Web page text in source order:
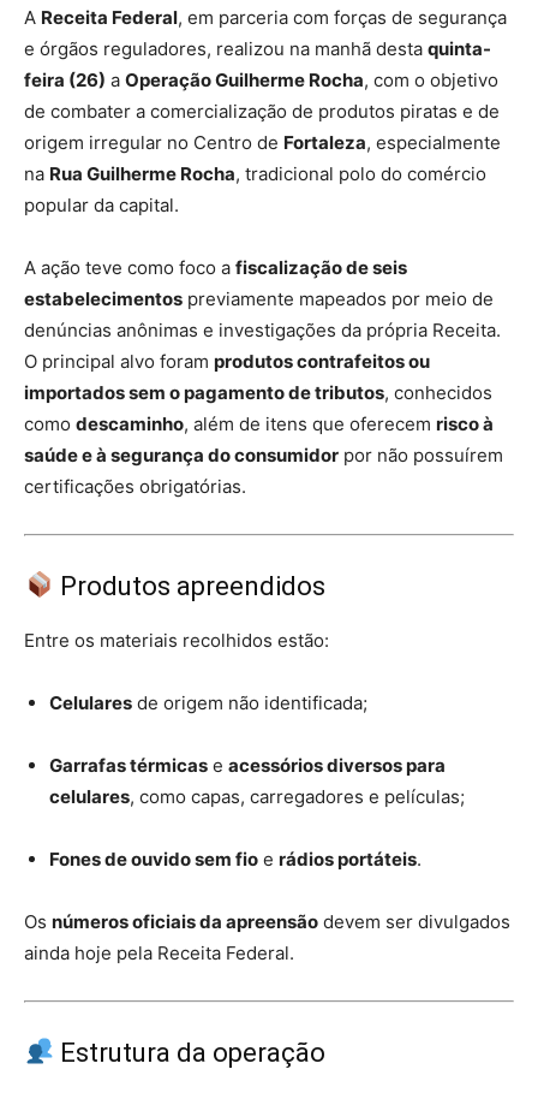
A Receita Federal, em parceria com forças de segurança
e órgãos reguladores, realizou na manhã desta quinta-
feira (26) a Operação Guilherme Rocha, com o objetivo
de combater a comercialização de produtos piratas e de
origem irregular no Centro de Fortaleza, especialmente
na Rua Guilherme Rocha, tradicional polo do comércio
popular da capital.
A ação teve como foco a fiscalização de seis
estabelecimentos previamente mapeados por meio de
denúncias anônimas e investigações da própria Receita.
O principal alvo foram produtos contrafeitos ou
importados sem o pagamento de tributos, conhecidos
como descaminho, além de itens que oferecem risco à
saúde e à segurança do consumidor por não possuírem
certificações obrigatórias.
Produtos apreendidos
Entre os materiais recolhidos estão:
Celulares de origem não identificada;
Garrafas térmicas e acessórios diversos para
celulares, como capas, carregadores e películas;
Fones de ouvido sem fio e rádios portáteis.
Os números oficiais da apreensão devem ser divulgados
ainda hoje pela Receita Federal.
Estrutura da operação